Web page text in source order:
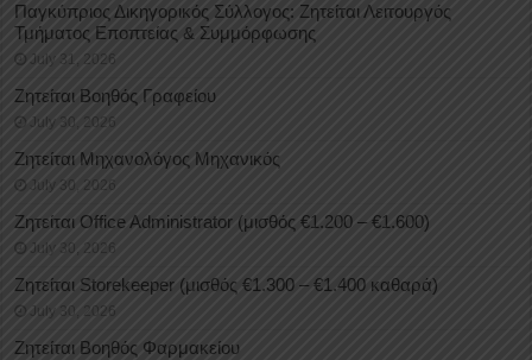
Παγκύπριος Δικηγορικός Σύλλογος: Ζητείται Λειτουργός
Τμήματος Εποπτείας & Συμμόρφωσης
July 31, 2026
Ζητείται Βοηθός Γραφείου
July 30, 2026
Ζητείται Μηχανολόγος Μηχανικός
July 30, 2026
Ζητείται Office Administrator (μισθός €1.200 – €1.600)
July 30, 2026
Ζητείται Storekeeper (μισθός €1.300 – €1.400 καθαρά)
July 30, 2026
Ζητείται Βοηθός Φαρμακείου